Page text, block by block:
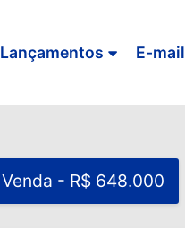
Lançamentos E-mail
Venda - R$ 648.000